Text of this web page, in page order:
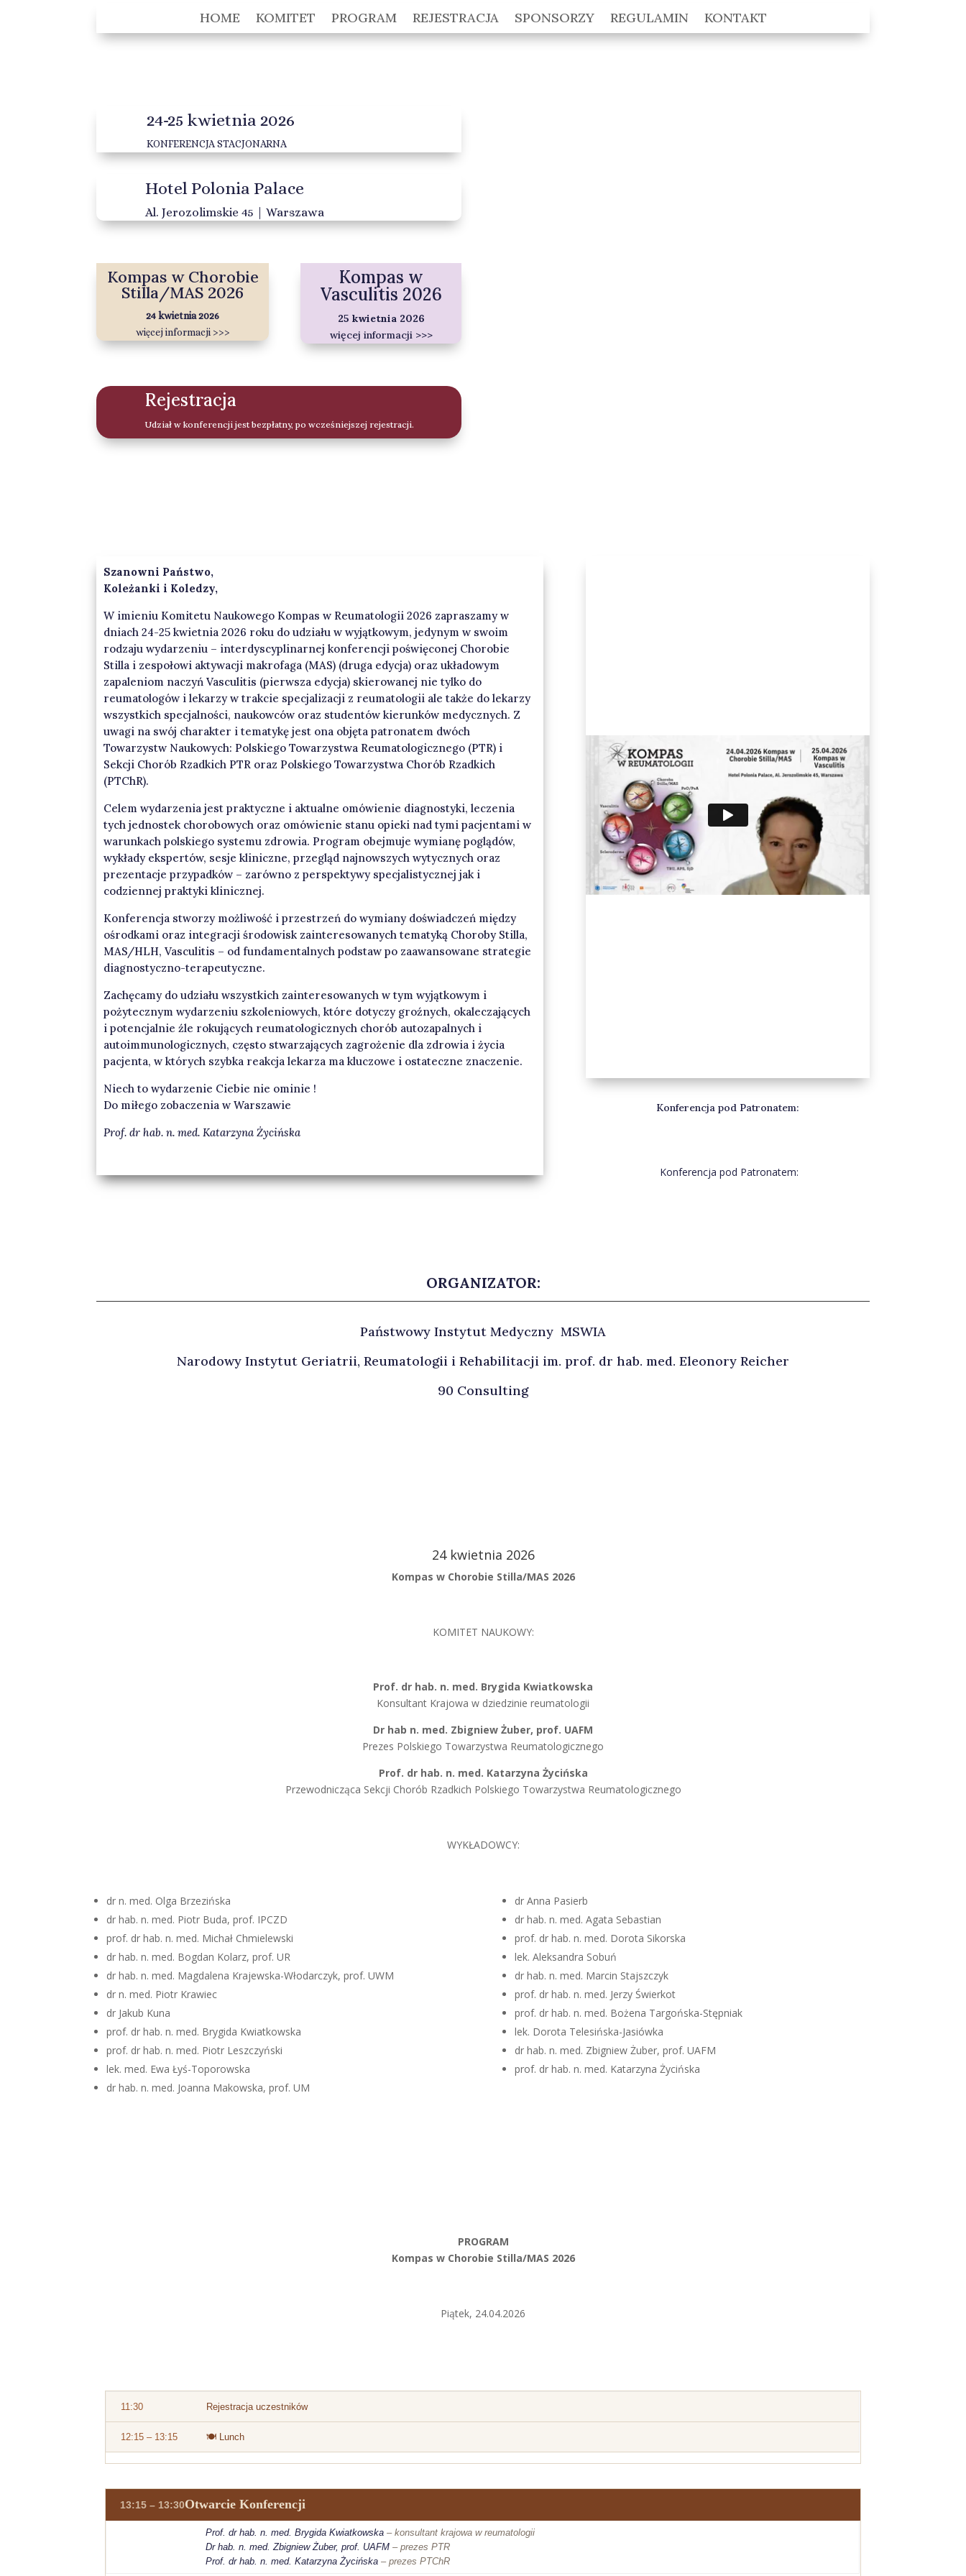
HOME KOMITET PROGRAM REJESTRACJA SPONSORZY REGULAMIN KONTAKT
24-25 kwietnia 2026
KONFERENCJA STACJONARNA
Hotel Polonia Palace
Al. Jerozolimskie 45 | Warszawa
Kompas w Chorobie
Stilla/MAS 2026
24 kwietnia 2026
więcej informacji >>>
Kompas w
Vasculitis 2026
25 kwietnia 2026
więcej informacji >>>
Rejestracja
Udział w konferencji jest bezpłatny, po wcześniejszej rejestracji.
Szanowni Państwo,
Koleżanki i Koledzy,
W imieniu Komitetu Naukowego Kompas w Reumatologii 2026 zapraszamy w
dniach 24-25 kwietnia 2026 roku do udziału w wyjątkowym, jedynym w swoim
rodzaju wydarzeniu – interdyscyplinarnej konferencji poświęconej Chorobie
Stilla i zespołowi aktywacji makrofaga (MAS) (druga edycja) oraz układowym
zapaleniom naczyń Vasculitis (pierwsza edycja) skierowanej nie tylko do
reumatologów i lekarzy w trakcie specjalizacji z reumatologii ale także do lekarzy
wszystkich specjalności, naukowców oraz studentów kierunków medycznych. Z
uwagi na swój charakter i tematykę jest ona objęta patronatem dwóch
Towarzystw Naukowych: Polskiego Towarzystwa Reumatologicznego (PTR) i
Sekcji Chorób Rzadkich PTR oraz Polskiego Towarzystwa Chorób Rzadkich
(PTChR).
Celem wydarzenia jest praktyczne i aktualne omówienie diagnostyki, leczenia
tych jednostek chorobowych oraz omówienie stanu opieki nad tymi pacjentami w
warunkach polskiego systemu zdrowia. Program obejmuje wymianę poglądów,
wykłady ekspertów, sesje kliniczne, przegląd najnowszych wytycznych oraz
prezentacje przypadków – zarówno z perspektywy specjalistycznej jak i
codziennej praktyki klinicznej.
Konferencja stworzy możliwość i przestrzeń do wymiany doświadczeń między
ośrodkami oraz integracji środowisk zainteresowanych tematyką Choroby Stilla,
MAS/HLH, Vasculitis – od fundamentalnych podstaw po zaawansowane strategie
diagnostyczno-terapeutyczne.
Zachęcamy do udziału wszystkich zainteresowanych w tym wyjątkowym i
pożytecznym wydarzeniu szkoleniowych, które dotyczy groźnych, okaleczających
i potencjalnie źle rokujących reumatologicznych chorób autozapalnych i
autoimmunologicznych, często stwarzających zagrożenie dla zdrowia i życia
pacjenta, w których szybka reakcja lekarza ma kluczowe i ostateczne znaczenie.
Niech to wydarzenie Ciebie nie ominie !
Do miłego zobaczenia w Warszawie
Prof. dr hab. n. med. Katarzyna Życińska
Konferencja pod Patronatem:
Konferencja pod Patronatem:
ORGANIZATOR:
Państwowy Instytut Medyczny MSWIA
Narodowy Instytut Geriatrii, Reumatologii i Rehabilitacji im. prof. dr hab. med. Eleonory Reicher
90 Consulting
24 kwietnia 2026
Kompas w Chorobie Stilla/MAS 2026
KOMITET NAUKOWY:
Prof. dr hab. n. med. Brygida Kwiatkowska
Konsultant Krajowa w dziedzinie reumatologii
Dr hab n. med. Zbigniew Żuber, prof. UAFM
Prezes Polskiego Towarzystwa Reumatologicznego
Prof. dr hab. n. med. Katarzyna Życińska
Przewodnicząca Sekcji Chorób Rzadkich Polskiego Towarzystwa Reumatologicznego
WYKŁADOWCY:
dr n. med. Olga Brzezińska
dr hab. n. med. Piotr Buda, prof. IPCZD
prof. dr hab. n. med. Michał Chmielewski
dr hab. n. med. Bogdan Kolarz, prof. UR
dr hab. n. med. Magdalena Krajewska-Włodarczyk, prof. UWM
dr n. med. Piotr Krawiec
dr Jakub Kuna
prof. dr hab. n. med. Brygida Kwiatkowska
prof. dr hab. n. med. Piotr Leszczyński
lek. med. Ewa Łyś-Toporowska
dr hab. n. med. Joanna Makowska, prof. UM
dr Anna Pasierb
dr hab. n. med. Agata Sebastian
prof. dr hab. n. med. Dorota Sikorska
lek. Aleksandra Sobuń
dr hab. n. med. Marcin Stajszczyk
prof. dr hab. n. med. Jerzy Świerkot
prof. dr hab. n. med. Bożena Targońska-Stępniak
lek. Dorota Telesińska-Jasiówka
dr hab. n. med. Zbigniew Żuber, prof. UAFM
prof. dr hab. n. med. Katarzyna Życińska
PROGRAM
Kompas w Chorobie Stilla/MAS 2026
Piątek, 24.04.2026
11:30 Rejestracja uczestników
12:15 – 13:15 🍽 Lunch
13:15 – 13:30Otwarcie Konferencji
Prof. dr hab. n. med. Brygida Kwiatkowska – konsultant krajowa w reumatologii
Dr hab. n. med. Zbigniew Żuber, prof. UAFM – prezes PTR
Prof. dr hab. n. med. Katarzyna Życińska – prezes PTChR